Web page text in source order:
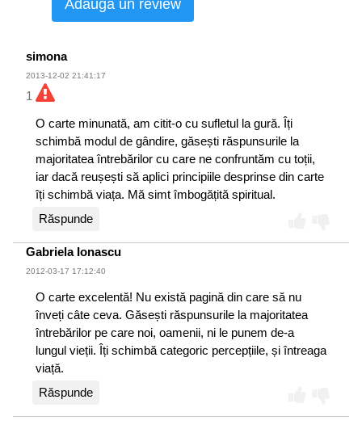
Adaugă un review
simona
2013-12-02 21:41:17
1
O carte minunată, am citit-o cu sufletul la gură. Îți
schimbă modul de gândire, găsești răspunsurile la
majoritatea întrebărilor cu care ne confruntăm cu toții,
iar dacă reușești să aplici principiile desprinse din carte
îți schimbă viața. Mă simt îmbogățită spiritual.
Răspunde
Gabriela Ionascu
2012-03-17 17:12:40
O carte excelentă! Nu există pagină din care să nu
înveți câte ceva. Găsești răspunsurile la majoritatea
întrebărilor pe care noi, oamenii, ni le punem de-a
lungul vieții. Îți schimbă categoric percepțiile, și întreaga
viață.
Răspunde